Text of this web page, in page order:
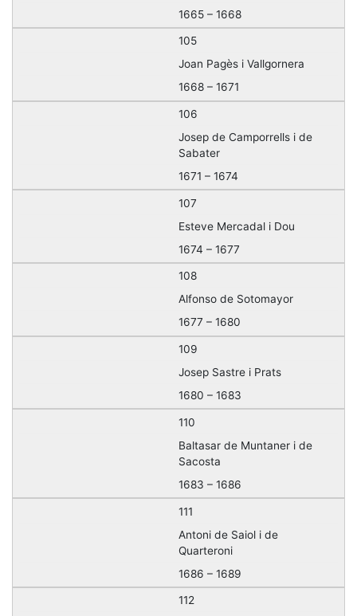
1665 – 1668
105
Joan Pagès i Vallgornera
1668 – 1671
106
Josep de Camporrells i de
Sabater
1671 – 1674
107
Esteve Mercadal i Dou
1674 – 1677
108
Alfonso de Sotomayor
1677 – 1680
109
Josep Sastre i Prats
1680 – 1683
110
Baltasar de Muntaner i de
Sacosta
1683 – 1686
111
Antoni de Saiol i de
Quarteroni
1686 – 1689
112